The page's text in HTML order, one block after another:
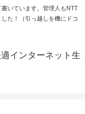
いています。管理人もNTT
た！（引っ越しを機にドコ
インターネット生